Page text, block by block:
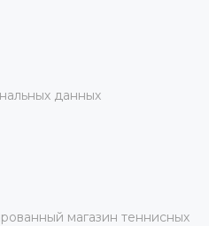
данных
магазин теннисных